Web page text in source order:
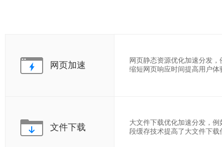
网页加速
网页静态资源优化加速分发
缩短网页响应时间提高用户体
文件下载
大文件下载优化加速分发，
段缓存技术提高了大文件下